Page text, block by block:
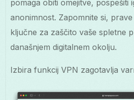
pomaga obiti omejitve, pospešiti
anonimnost. Zapomnite si,
ključne za zaščito vaše spletne
današnjem digitalnem okolju.
Izbira funkcij VPN zagotavlja